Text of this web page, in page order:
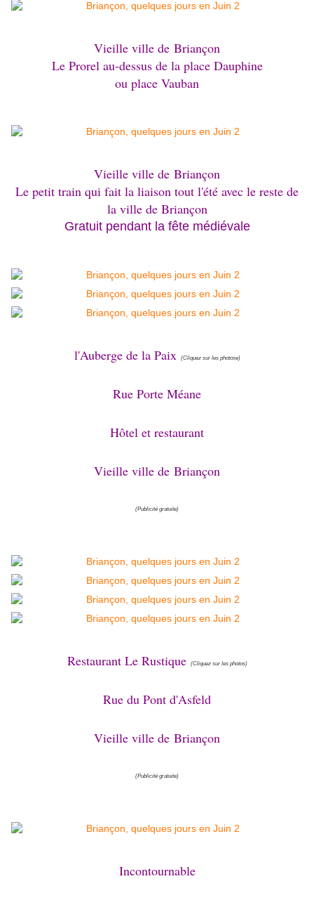
Vieille ville de Briançon
Le Prorel au-dessus de la place Dauphine
ou place Vauban
Vieille ville de Briançon
Le petit train qui fait la liaison tout l'été avec le reste de
la ville de Briançon
Gratuit pendant la fête médiévale
l'Auberge de la Paix (Cliquez sur les photose)
Rue Porte Méane
Hôtel et restaurant
Vieille ville de Briançon
(Publicité gratuite)
Restaurant Le Rustique (Cliquez sur les photos)
Rue du Pont d'Asfeld
Vieille ville de Briançon
(Publicité gratuite)
Incontournable